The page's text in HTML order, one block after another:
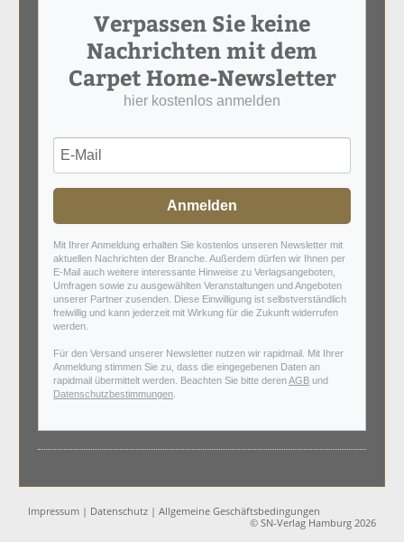
Verpassen Sie keine
Nachrichten mit dem
Carpet Home-Newsletter
hier kostenlos anmelden
Anmelden
Mit Ihrer Anmeldung erhalten Sie kostenlos unseren Newsletter mit
aktuellen Nachrichten der Branche. Außerdem dürfen wir Ihnen per
E-Mail auch weitere interessante Hinweise zu Verlagsangeboten,
Umfragen sowie zu ausgewählten Veranstaltungen und Angeboten
unserer Partner zusenden. Diese Einwilligung ist selbstverständlich
freiwillig und kann jederzeit mit Wirkung für die Zukunft widerrufen
werden.
Für den Versand unserer Newsletter nutzen wir rapidmail. Mit Ihrer
Anmeldung stimmen Sie zu, dass die eingegebenen Daten an
rapidmail übermittelt werden. Beachten Sie bitte derenAGB und
Datenschutzbestimmungen.
Impressum | Datenschutz |Allgemeine Geschäftsbedingungen
© SN-Verlag Hamburg 2026